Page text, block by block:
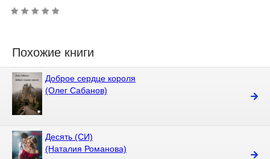
Похожие книги
Доброе сердце короля
(Олег Сабанов)
Десять (СИ)
(Наталия Романова)